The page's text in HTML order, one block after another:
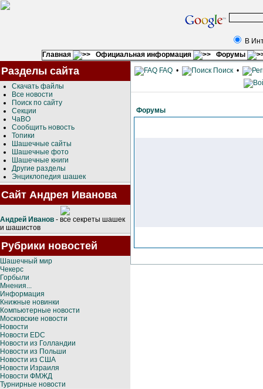
В
Главная
Официальная информация Форумы
Разделы сайта
Скачать файлы
Все новости
Поиск по сайту
Секции
ЧаВО
Сообщить новость
Топики
Шашечные сайты
Шашечные фото
Шашечные книги
Другие разделы
Энциклопедия шашек
Сайт Андрея Иванова
Андрей Иванов - все секреты шашек
и шашистов
Рубрики новостей
Шашечный мир
Чекерс
Горбыли
Мнения...
Информация
Книжные новинки
Компьютерные новости
Московские новости
Новости
Новости EDC
Новости из Голландии
Новости из Польши
Новости из США
Новости Израиля
Новости ФМЖД
Турнирные новости
FAQ • Поиск •
Форумы